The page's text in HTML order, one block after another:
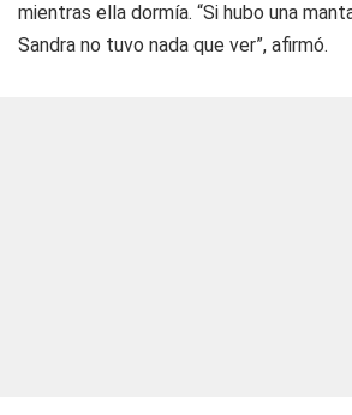
mientras ella dormía. “Si hubo una
Sandra no tuvo nada que ver”, afirmó.